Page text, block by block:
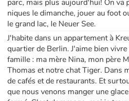
Apprendre les langues
Dyslexie, troubles de la lecture
Nos listes de lecture
Les plus lus
parc, mais plus aujourd'hui! On va
niques le dimanche, jouer au foot
le grand lac, le Neuer See.
J'habite dans un appartement à
quartier de Berlin. J'aime bien vivre
famille : ma mère Nina, mon père
Thomas et notre chat Tiger. Dans
de cafés et de restaurants. Et
que nous venons manger une